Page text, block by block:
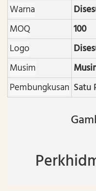
Warna
MOQ
100
Logo
Musim
Pembungkusan Satu